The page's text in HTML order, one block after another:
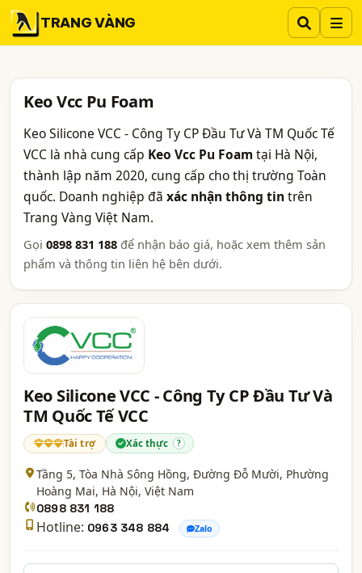
TRANG VÀNG
Keo Vcc Pu Foam
Keo Silicone VCC - Công Ty CP Đầu Tư Và TM Quốc Tế
VCC là nhà cung cấp Keo Vcc Pu Foam tại Hà Nội,
thành lập năm 2020, cung cấp cho thị trường Toàn
quốc. Doanh nghiệp đã xác nhận thông tin trên
Trang Vàng Việt Nam.
Gọi 0898 831 188 để nhận báo giá, hoặc xem thêm sản
phẩm và thông tin liên hệ bên dưới.
Keo Silicone VCC - Công Ty CP Đầu Tư Và
TM Quốc Tế VCC
Tài trợ Xác thực ?
Tầng 5, Tòa Nhà Sông Hồng, Đường Đỗ Mười, Phường
Hoàng Mai, Hà Nội, Việt Nam
0898 831 188
Hotline: 0963 348 884 Zalo